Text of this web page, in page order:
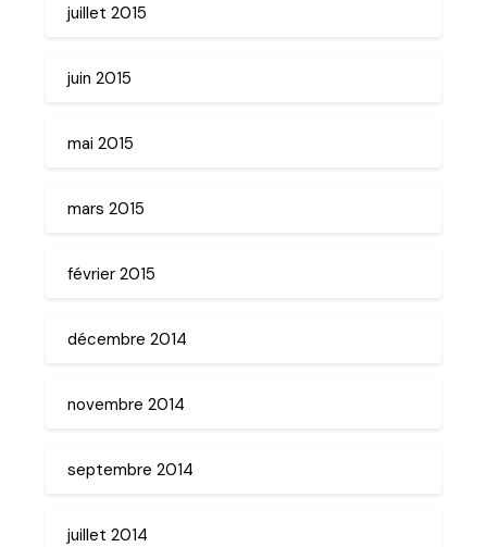
juillet 2015
juin 2015
mai 2015
mars 2015
février 2015
décembre 2014
novembre 2014
septembre 2014
juillet 2014